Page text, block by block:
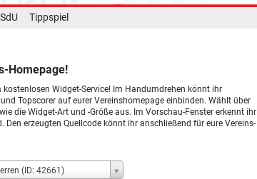
SdU Tippspiel
Homepage!
Widget-Service! Im Handumdrehen könnt ihr
Topscorer auf eurer Vereinshomepage einbinden. Wählt über
die Widget-Art und -Größe aus. Im Vorschau-Fenster erkennt ihr
erzeugten Quellcode könnt ihr anschließend für eure Vereins-
(ID: 42661)